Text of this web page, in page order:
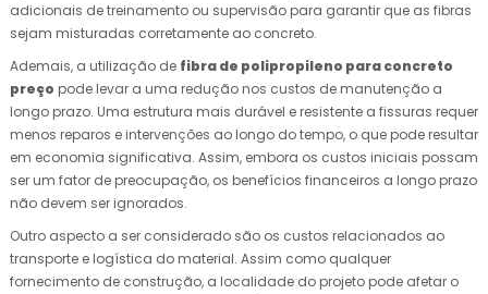
adicionais de treinamento ou supervisão para garantir que as fibras
sejam misturadas corretamente ao concreto.
Ademais, a utilização de fibra de polipropileno para concreto
preço pode levar a uma redução nos custos de manutenção a
longo prazo. Uma estrutura mais durável e resistente a fissuras requer
menos reparos e intervenções ao longo do tempo, o que pode resultar
em economia significativa. Assim, embora os custos iniciais possam
ser um fator de preocupação, os benefícios financeiros a longo prazo
não devem ser ignorados.
Outro aspecto a ser considerado são os custos relacionados ao
transporte e logística do material. Assim como qualquer
fornecimento de construção, a localidade do projeto pode afetar o